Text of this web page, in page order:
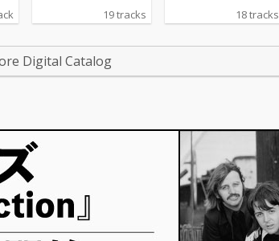
彩ったオールディーズ
の名曲を集めた、懐か
す。ザ・コーデッツ
「ロリポップ」、エル
ァニセロ「パイナップ
ル・プリンセス」、ロ
れたスタンダードナン
バーが並びます。ロッ
クンロール、ポップ
19 tracks
を象徴する名曲を集め
た、懐かしのオールデ
イナマイト」「オン・
ザ・ビーチ」、リト
ル・リチャード「ルシ
ール」など、ロックン
ロール黎明期を彩った
代表曲が勢ぞろい。さ
らに、ルイ・アームス
トロング「聖者が街に
18 tracks
Digital Catalog